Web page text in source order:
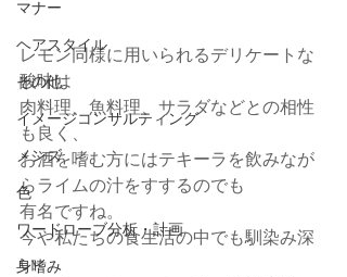
マナー
ヘアスタイル
その他
イメージコンサルティング
メンズ
色
ワードローブ分析・計画
身嗜み
レモン同様に用いられるデリケートな
酸味は
肉料理、魚料理、サラダなどとの相性
も良く、
お酒を嗜む方にはテキーラを飲みなが
らライムの汁をすするのでも
有名ですね。
今や私たちの食生活の中でも馴染み深
い